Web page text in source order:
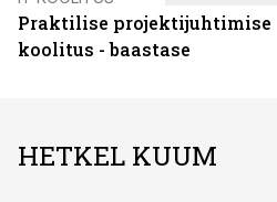
Praktilise projektijuhtimise
koolitus - baastase
HETKEL KUUM